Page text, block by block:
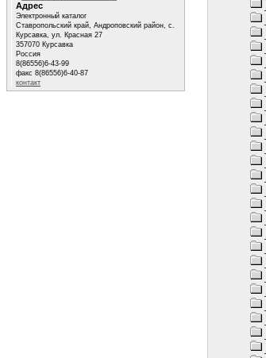
Адрес
Электронный каталог
Ставропольский край, Андроповский район, с.
Курсавка, ул. Красная 27
357070 Курсавка
Россия
8(86556)6-43-99
факс 8(86556)6-40-87
контакт